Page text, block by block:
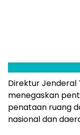
Direktur Jenderal
menegaskan
penataan ruang
nasional dan